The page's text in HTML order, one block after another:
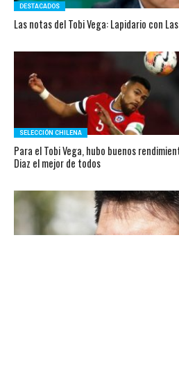
DESTACADOS
Las notas del Tobi Vega: Lapidario con
SELECCIÓN CHILENA
Para el Tobi Vega, hubo buenos
Diaz el mejor de todos